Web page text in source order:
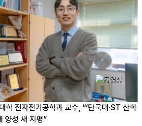
학 전자전기공학과 교수, “‘단국대·ST 산학
양성 새 지평”